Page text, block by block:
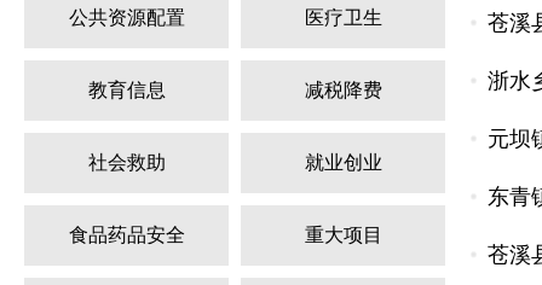
公共资源配置 医疗卫生
教育信息 减税降费
社会救助 就业创业
食品药品安全 重大项目
苍溪
浙水
元坝
东青
苍溪